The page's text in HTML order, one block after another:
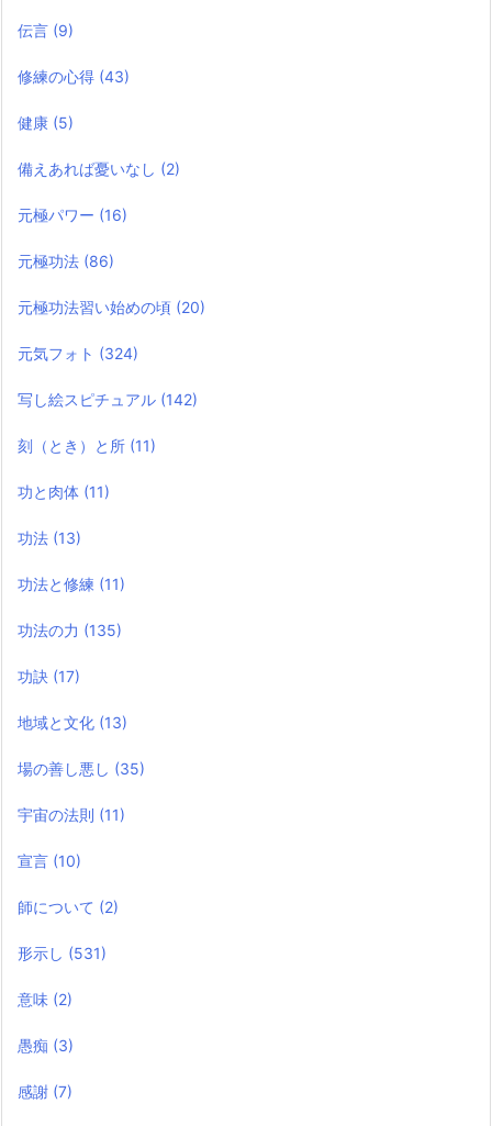
伝言 (9)
修練の心得 (43)
健康 (5)
備えあれば憂いなし (2)
元極パワー (16)
元極功法 (86)
元極功法習い始めの頃 (20)
元気フォト (324)
写し絵スピチュアル (142)
刻（とき）と所 (11)
功と肉体 (11)
功法 (13)
功法と修練 (11)
功法の力 (135)
功訣 (17)
地域と文化 (13)
場の善し悪し (35)
宇宙の法則 (11)
宣言 (10)
師について (2)
形示し (531)
意味 (2)
愚痴 (3)
感謝 (7)